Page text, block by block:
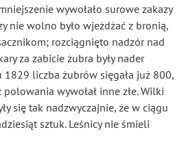
wywołało surowe zakazy
nie wolno było wjeżdżać z bronią,
rozciągnięto nadzór nad
za zabicie żubra były nader
1829 liczba żubrów sięgała już 800,
polowania wywołał inne złe. Wilki
się tak nadzwyczajnie, że w ciągu
sztuk. Leśnicy nie śmieli